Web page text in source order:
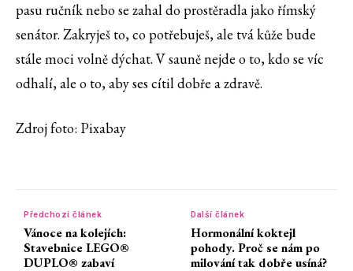
pasu ručník nebo se zahal do prostěradla jako římský
senátor. Zakryješ to, co potřebuješ, ale tvá kůže bude
stále moci volně dýchat. V sauně nejde o to, kdo se víc
odhalí, ale o to, aby ses cítil dobře a zdravě.
Zdroj foto: Pixabay
Předchozí článek
Vánoce na kolejích:
Stavebnice LEGO®
DUPLO® zabaví
Další článek
Hormonální koktejl
pohody. Proč se nám po
milování tak dobře usíná?